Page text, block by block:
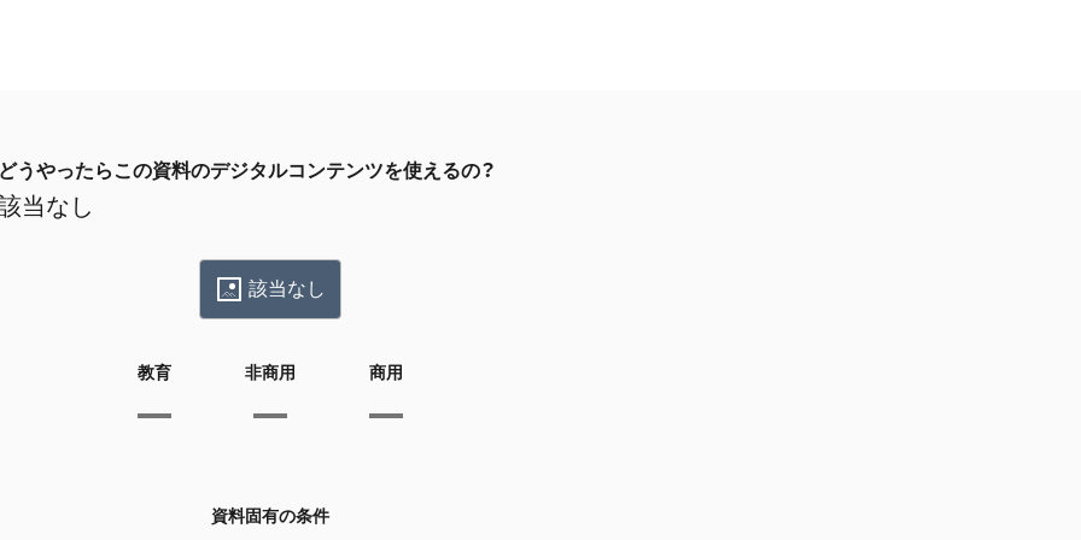
どうやったらこの資料のデジタルコンテンツを使えるの？
当なし
該当なし
教育 非商用 商用
資料固有の条件